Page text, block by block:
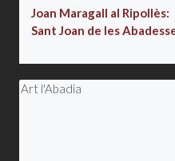
Joan Maragall al Ripollès:
Sant Joan de les